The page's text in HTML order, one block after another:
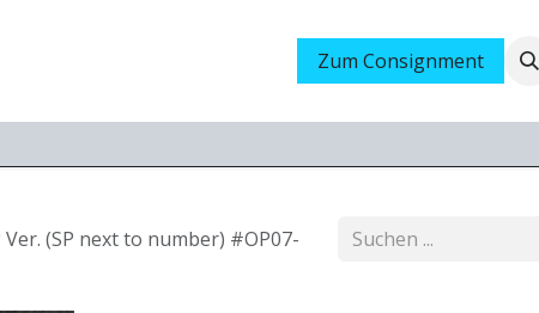
Messen Ankauf Jobs
Zum Consignment
(SP next to number) #OP07-